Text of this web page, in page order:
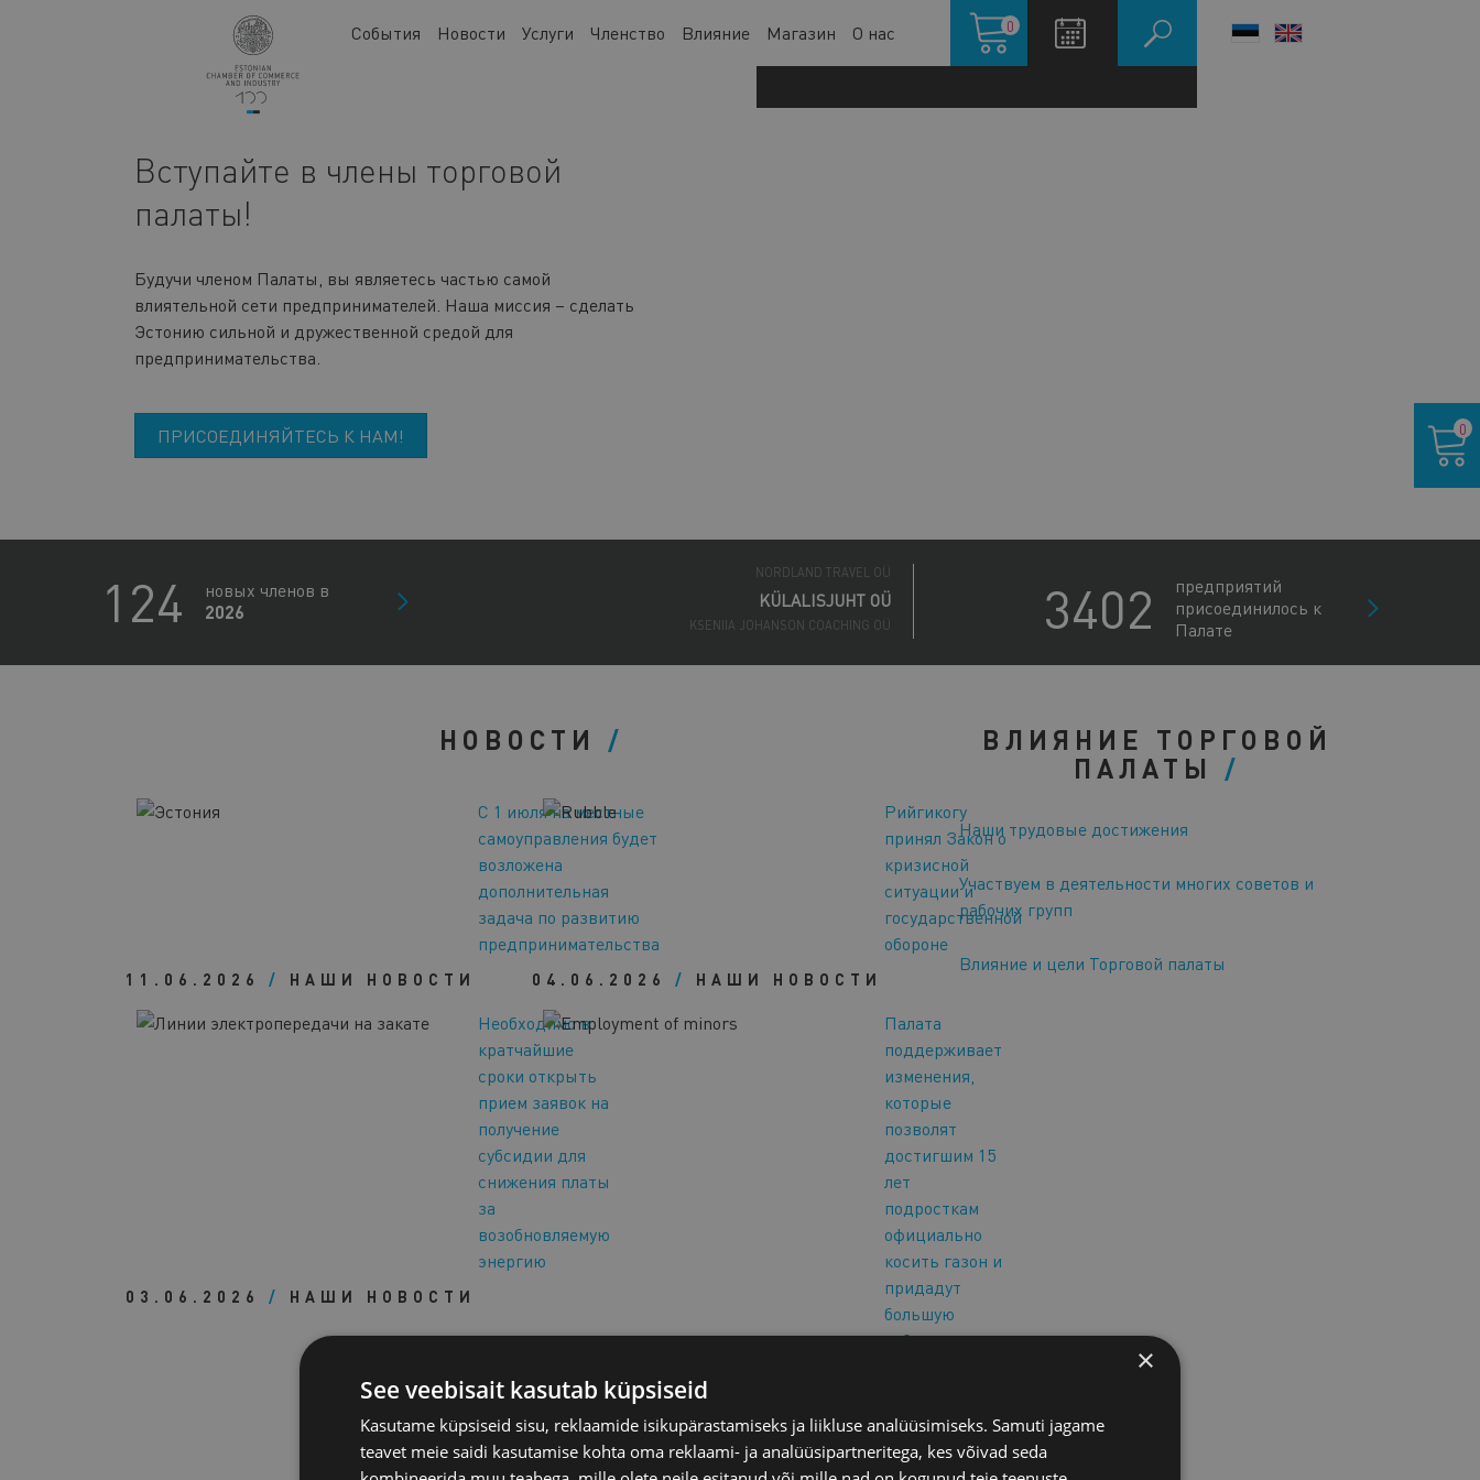
Main
События Новости Услуги Членство Влияние Магазин О нас
Корзина
0
LANGUAGE
Вступайте в члены торговой
палаты!
Будучи членом Палаты, вы являетесь частью самой
влиятельной сети предпринимателей. Наша миссия – сделать
Эстонию сильной и дружественной средой для
предпринимательства.
ПРИСОЕДИНЯЙТЕСЬ К НАМ!
124
новых членов в
2026
NORDLAND TRAVEL OÜ
KÜLALISJUHT OÜ
KSENIIA JOHANSON COACHING OÜ
LUUV OÜ
ANJANAHARA CORPORATION OÜ
RR INTERIOR OÜ
ECOSH LIFE OÜ
NORDLAND TRAVEL OÜ
3402
предприятий
присоединилось к
Палате
НОВОСТИ
С 1 июля на местные
самоуправления будет
возложена
дополнительная
задача по развитию
предпринимательства
11.06.2026 / НАШИ НОВОСТИ
Рийгикогу
принял Закон о
кризисной
ситуации и
государственной
обороне
04.06.2026 / НАШИ НОВОСТИ
Необходимо в
кратчайшие
сроки открыть
прием заявок на
получение
субсидии для
снижения платы
за
возобновляемую
энергию
03.06.2026 / НАШИ НОВОСТИ
Палата
поддерживает
изменения,
которые
позволят
достигшим 15
лет
подросткам
официально
косить газон и
придадут
большую
гибкость
27.05.2026 /НАШИ НОВОСТИ
ВЛИЯНИЕ ТОРГОВОЙ
ПАЛАТЫ
Наши трудовые достижения
Участвуем в деятельности многих советов и
рабочих групп
Влияние и цели Торговой палаты
Корзина
0
×
See veebisait kasutab küpsiseid
Kasutame küpsiseid sisu, reklaamide isikupärastamiseks ja liikluse analüüsimiseks. Samuti jagame
teavet meie saidi kasutamise kohta oma reklaami- ja analüüsipartneritega, kes võivad seda